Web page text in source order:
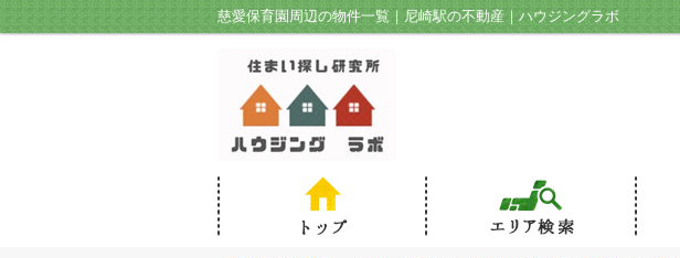
慈愛保育園周辺の物件一覧｜尼崎駅の不動産｜ハウジングラボ